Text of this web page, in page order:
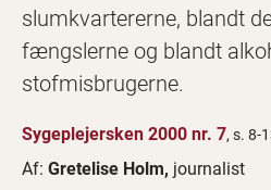
slumkvartererne, blandt
fængslerne og blandt
stofmisbrugerne.
Sygeplejersken 2000 nr. 7, s. 8-
Af: Gretelise Holm, journalist